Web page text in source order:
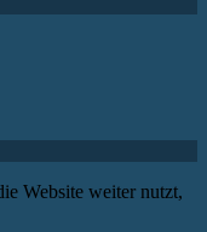
Website weiter nutzt,